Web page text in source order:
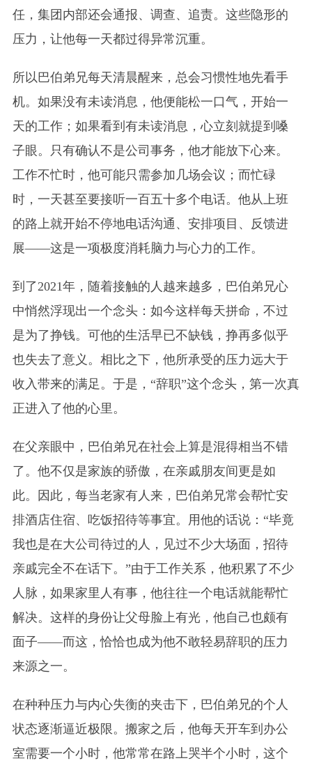
任，集团内部还会通报、调查、追责。这些隐形的
压力，让他每一天都过得异常沉重。
所以巴伯弟兄每天清晨醒来，总会习惯性地先看手
机。如果没有未读消息，他便能松一口气，开始一
天的工作；如果看到有未读消息，心立刻就提到嗓
子眼。只有确认不是公司事务，他才能放下心来。
工作不忙时，他可能只需参加几场会议；而忙碌
时，一天甚至要接听一百五十多个电话。他从上班
的路上就开始不停地电话沟通、安排项目、反馈进
展——这是一项极度消耗脑力与心力的工作。
到了2021年，随着接触的人越来越多，巴伯弟兄心
中悄然浮现出一个念头：如今这样每天拼命，不过
是为了挣钱。可他的生活早已不缺钱，挣再多似乎
也失去了意义。相比之下，他所承受的压力远大于
收入带来的满足。于是，“辞职”这个念头，第一次真
正进入了他的心里。
在父亲眼中，巴伯弟兄在社会上算是混得相当不错
了。他不仅是家族的骄傲，在亲戚朋友间更是如
此。因此，每当老家有人来，巴伯弟兄常会帮忙安
排酒店住宿、吃饭招待等事宜。用他的话说：“毕竟
我也是在大公司待过的人，见过不少大场面，招待
亲戚完全不在话下。”由于工作关系，他积累了不少
人脉，如果家里人有事，他往往一个电话就能帮忙
解决。这样的身份让父母脸上有光，他自己也颇有
面子——而这，恰恰也成为他不敢轻易辞职的压力
来源之一。
在种种压力与内心失衡的夹击下，巴伯弟兄的个人
状态逐渐逼近极限。搬家之后，他每天开车到办公
室需要一个小时，他常常在路上哭半个小时，这个